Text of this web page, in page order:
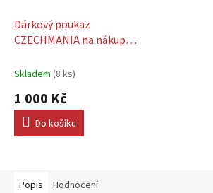
Dárkový poukaz
CZECHMANIA na nákup
Skladem (8 ks)
1 000 Kč
Do košíku
Popis Hodnocení